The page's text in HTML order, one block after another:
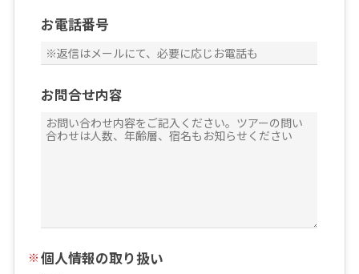
お電話番号
お問合せ内容
個人情報の取り扱い